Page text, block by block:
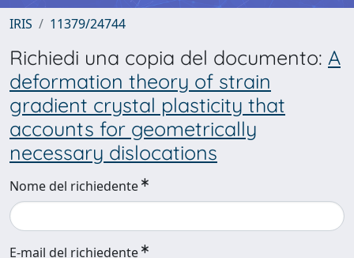
IRIS 11379/24744
Richiedi una copia del documento: A
deformation theory of strain
gradient crystal plasticity that
accounts for geometrically
necessary dislocations
Nome del richiedente
E-mail del richiedente